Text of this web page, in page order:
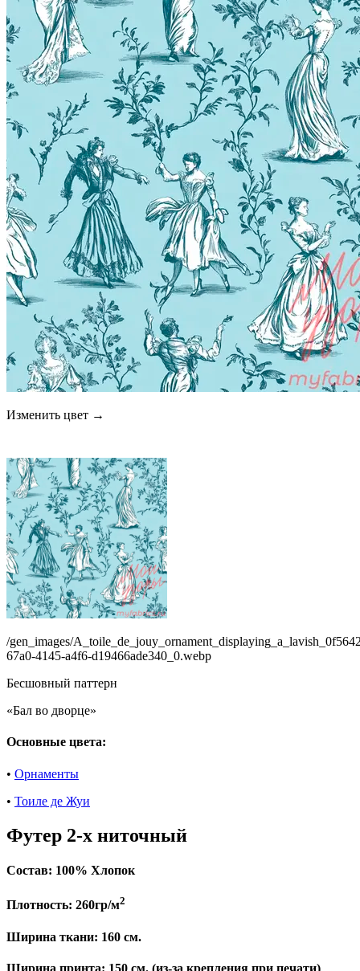
Изменить цвет →
/gen_images/
67a0-4145-a4f6-d19466ade340_0.webp
Бесшовный паттерн
«Бал во дворце»
Основные цвета:
• Орнаменты
• Тоиле де Жуи
Футер 2-х ниточный
Состав: 100% Хлопок
Плотность: 260гр/м2
Ширина ткани: 160 см.
Ширина принта: 150 см. (из-за крепления при печати)